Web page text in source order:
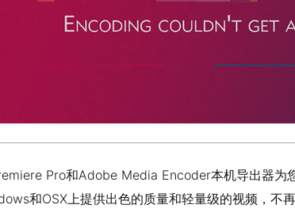
Pro和Adobe Media Encoder本机导出器
和OSX上提供出色的质量和轻量级的视频，不